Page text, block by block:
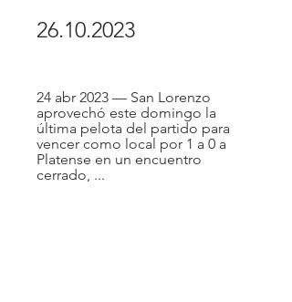
26.10.2023
24 abr 2023 — San Lorenzo
aprovechó este domingo la
última pelota del partido para
vencer como local por 1 a 0 a
Platense en un encuentro
cerrado, ...